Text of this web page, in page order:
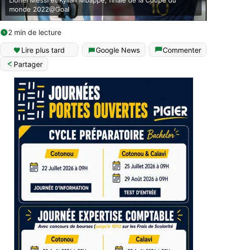
monde 2022@Goal
2 min de lecture
Lire plus tard Google News
Commenter
Partager